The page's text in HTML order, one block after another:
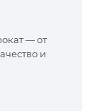
— от
и